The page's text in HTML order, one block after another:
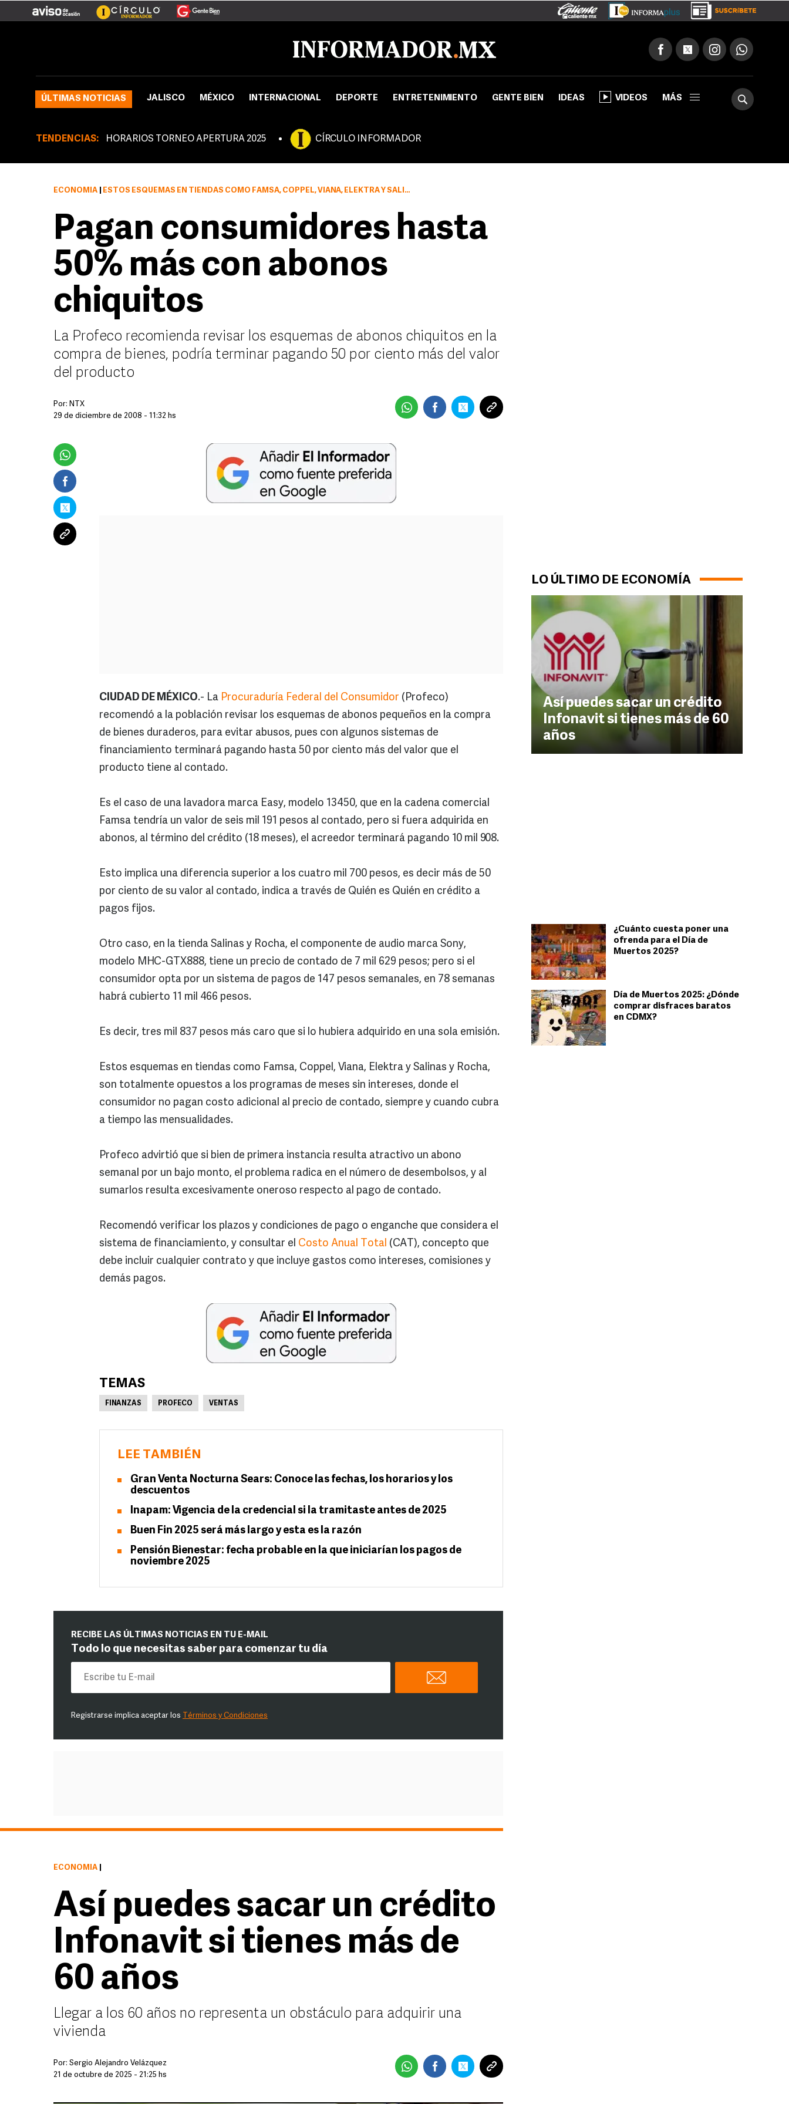
ÚLTIMAS NOTICIAS JALISCO MÉXICO INTERNACIONAL DEPORTE ENTRETENIMIENTO GENTE BIEN IDEAS VIDEOS MÁS
TENDENCIAS: HORARIOS TORNEO APERTURA 2025 CÍRCULO INFORMADOR
LO ÚLTIMO DE ECONOMÍA
Así puedes sacar un crédito
Infonavit si tienes más de 60
años
¿Cuánto cuesta poner una
ofrenda para el Día de
Muertos 2025?
Día de Muertos 2025: ¿Dónde
comprar disfraces baratos
en CDMX?
ECONOMÍA ESTOS ESQUEMAS EN TIENDAS COMO FAMSA, COPPEL, VIANA, ELEKTRA Y SALINAS Y ROCHA, SON OPUESTOS A LOS PROGRAMAS DE MESES SIN INTERESES
Pagan consumidores hasta
50% más con abonos
chiquitos
La Profeco recomienda revisar los esquemas de abonos chiquitos en la
compra de bienes, podría terminar pagando 50 por ciento más del valor
del producto
Por: NTX
29 de diciembre de 2008 - 11:32 hs
CIUDAD DE MÉXICO.- La Procuraduría Federal del Consumidor (Profeco)
recomendó a la población revisar los esquemas de abonos pequeños en la compra
de bienes duraderos, para evitar abusos, pues con algunos sistemas de
financiamiento terminará pagando hasta 50 por ciento más del valor que el
producto tiene al contado.
Es el caso de una lavadora marca Easy, modelo 13450, que en la cadena comercial
Famsa tendría un valor de seis mil 191 pesos al contado, pero si fuera adquirida en
abonos, al término del crédito (18 meses), el acreedor terminará pagando 10 mil 908.
Esto implica una diferencia superior a los cuatro mil 700 pesos, es decir más de 50
por ciento de su valor al contado, indica a través de Quién es Quién en crédito a
pagos fijos.
Otro caso, en la tienda Salinas y Rocha, el componente de audio marca Sony,
modelo MHC-GTX888, tiene un precio de contado de 7 mil 629 pesos; pero si el
consumidor opta por un sistema de pagos de 147 pesos semanales, en 78 semanas
habrá cubierto 11 mil 466 pesos.
Es decir, tres mil 837 pesos más caro que si lo hubiera adquirido en una sola emisión.
Estos esquemas en tiendas como Famsa, Coppel, Viana, Elektra y Salinas y Rocha,
son totalmente opuestos a los programas de meses sin intereses, donde el
consumidor no pagan costo adicional al precio de contado, siempre y cuando cubra
a tiempo las mensualidades.
Profeco advirtió que si bien de primera instancia resulta atractivo un abono
semanal por un bajo monto, el problema radica en el número de desembolsos, y al
sumarlos resulta excesivamente oneroso respecto al pago de contado.
Recomendó verificar los plazos y condiciones de pago o enganche que considera el
sistema de financiamiento, y consultar el Costo Anual Total (CAT), concepto que
debe incluir cualquier contrato y que incluye gastos como intereses, comisiones y
demás pagos.
TEMAS
FINANZAS PROFECO VENTAS
LEE TAMBIÉN
Gran Venta Nocturna Sears: Conoce las fechas, los horarios y los
descuentos
Inapam: Vigencia de la credencial si la tramitaste antes de 2025
Buen Fin 2025 será más largo y esta es la razón
Pensión Bienestar: fecha probable en la que iniciarían los pagos de
noviembre 2025
RECIBE LAS ÚLTIMAS NOTICIAS EN TU E-MAIL
Todo lo que necesitas saber para comenzar tu día
Registrarse implica aceptar los Términos y Condiciones
ECONOMÍA
Así puedes sacar un crédito
Infonavit si tienes más de
60 años
Llegar a los 60 años no representa un obstáculo para adquirir una
vivienda
Por: Sergio Alejandro Velázquez
21 de octubre de 2025 - 21:25 hs